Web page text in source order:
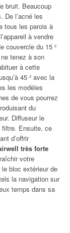
bruit. Beaucoup
De l’acné les
tous les parois à
l’appareil à vendre
couvercle du 15 ²
tenez à son
à cette
45 ² avec la
les modèles
de vous pourrez
du
Diffuseur le
filtre. Ensuite, ce
d’offrir
très forte
votre
le bloc extérieur de
la navigation sur
temps dans sa